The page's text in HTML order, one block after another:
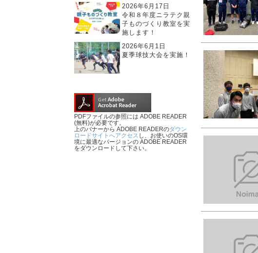
2026年6月17日
令和８年度ニラテク親
子ものづくり教室を実
施します！
2026年6月1日
夏季球技大会を実施！
PDFファイルの参照には ADOBE READER
(無料)が必要です。
上のバナーから ADOBE READERのダウン
ロードサイトへアクセス し、お使いのOS環
境に最適なバージョンの ADOBE READER
をダウンロードして下さい。